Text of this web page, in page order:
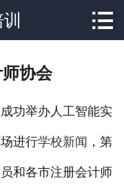
学校新闻

协会
功举办人工智能实
进行学校新闻 ，第
和各市注册会计师